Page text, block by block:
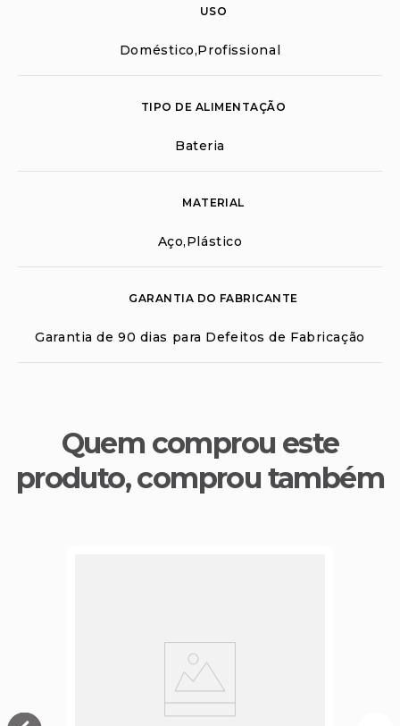
USO
Doméstico,Profissional
TIPO DE ALIMENTAÇÃO
Bateria
MATERIAL
Aço,Plástico
GARANTIA DO FABRICANTE
Garantia de 90 dias para Defeitos de Fabricação
Quem comprou este
produto, comprou também